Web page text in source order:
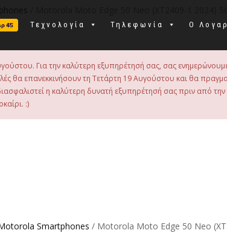
Τεχνολογία Τηλεφωνία Ο
Για την καλύτερη εξυπηρέτησή σας, σας
θα επανεκκινήσουν τη Τετάρτη 19 Αυγούστου και θα
η καλύτερη δυνατή εξυπηρέτησή σας πριν από
:)
Smartphones / Motorola Moto Edge 50 Neo